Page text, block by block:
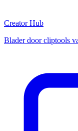
Creator Hub
Blader door cliptools